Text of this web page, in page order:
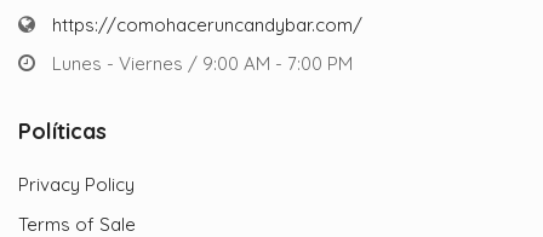
https://comohaceruncandybar.com/
Lunes - Viernes / 9:00 AM - 7:00 PM
Políticas
Privacy Policy
Terms of Sale